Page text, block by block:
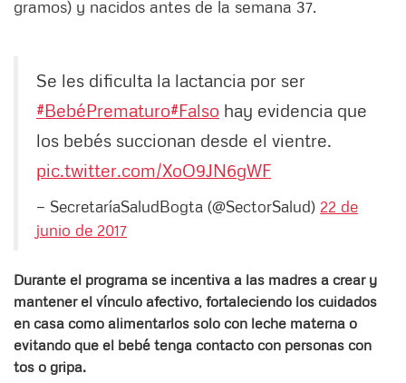
gramos) y nacidos antes de la semana 37.
Se les dificulta la lactancia por ser
#BebéPrematuro#Falso hay evidencia que
los bebés succionan desde el vientre.
pic.twitter.com/XoO9JN6gWF
— SecretaríaSaludBogta (@SectorSalud) 22 de
junio de 2017
Durante el programa se incentiva a las madres a crear y
mantener el vínculo afectivo, fortaleciendo los cuidados
en casa como alimentarlos solo con leche materna o
evitando que el bebé tenga contacto con personas con
tos o gripa.